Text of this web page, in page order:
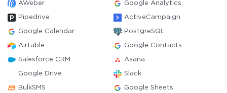
AWeber Google Analytics
Pipedrive ActiveCampaign
Google Calendar PostgreSQL
Airtable Google Contacts
Salesforce CRM Asana
Google Drive Slack
BulkSMS Google Sheets